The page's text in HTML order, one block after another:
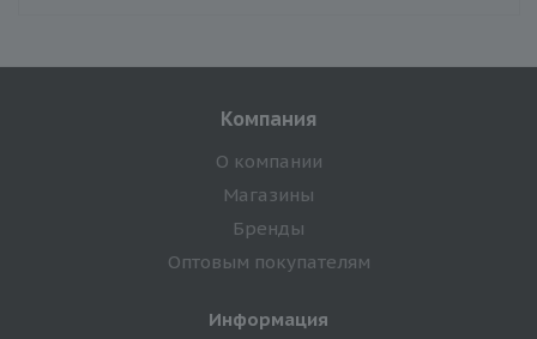
Компания
О компании
Магазины
Бренды
Оптовым покупателям
Информация